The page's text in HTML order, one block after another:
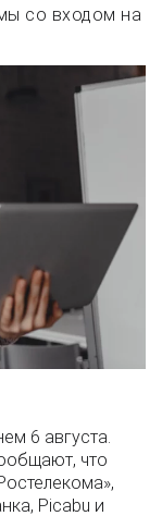
со входом на
6 августа.
что
Picabu и